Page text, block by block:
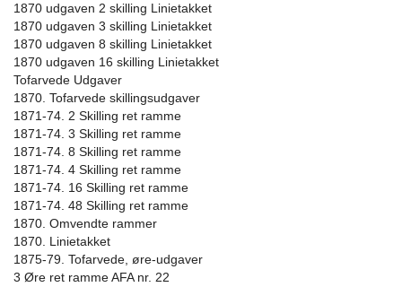
1870 udgaven 2 skilling Linietakket
1870 udgaven 3 skilling Linietakket
1870 udgaven 8 skilling Linietakket
1870 udgaven 16 skilling Linietakket
Tofarvede Udgaver
1870. Tofarvede skillingsudgaver
1871-74. 2 Skilling ret ramme
1871-74. 3 Skilling ret ramme
1871-74. 8 Skilling ret ramme
1871-74. 4 Skilling ret ramme
1871-74. 16 Skilling ret ramme
1871-74. 48 Skilling ret ramme
1870. Omvendte rammer
1870. Linietakket
1875-79. Tofarvede, øre-udgaver
3 Øre ret ramme AFA nr. 22